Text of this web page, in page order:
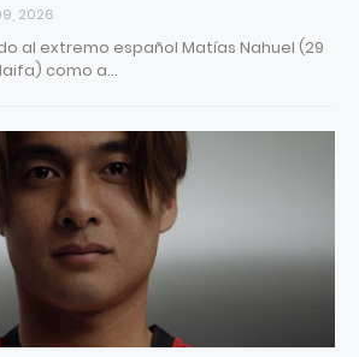
2026
al extremo español Matías Nahuel (29
como a…